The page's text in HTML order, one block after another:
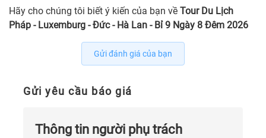
Hãy cho chúng tôi biết ý kiến của bạn về Tour Du Lịch
Pháp - Luxemburg - Đức - Hà Lan - Bỉ 9 Ngày 8 Đêm 2026
Gửi đánh giá của bạn
Gửi yêu cầu báo giá
Thông tin người phụ trách